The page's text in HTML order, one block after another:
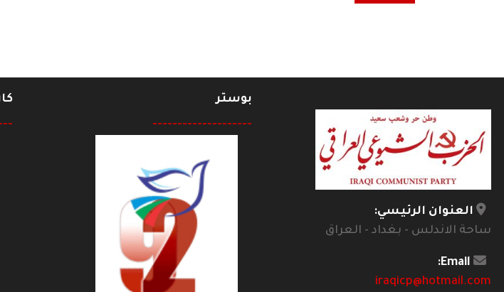
العنوان الرئيسي:
ساحة الاندلس - بغداد - العراق
Email:
iraqicp@hotmail.com
بوستر
--------------------